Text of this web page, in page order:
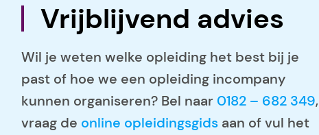
Vrijblijvend advies
Wil je weten welke opleiding het best bij je
past of hoe we een opleiding incompany
kunnen organiseren? Bel naar 0182 – 682 349,
vraag de online opleidingsgids aan of vul het